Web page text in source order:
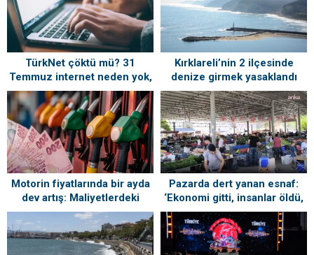
TürkNet çöktü mü? 31
Temmuz internet neden yok,
ne zaman gelecek?
Kırklareli’nin 2 ilçesinde
denize girmek yasaklandı
Motorin fiyatlarında bir ayda
dev artış: Maliyetlerdeki
yükseliş sofrayı da vuracak
Pazarda dert yanan esnaf:
‘Ekonomi gitti, insanlar öldü,
kefenleyip gömecek adam
lazım’